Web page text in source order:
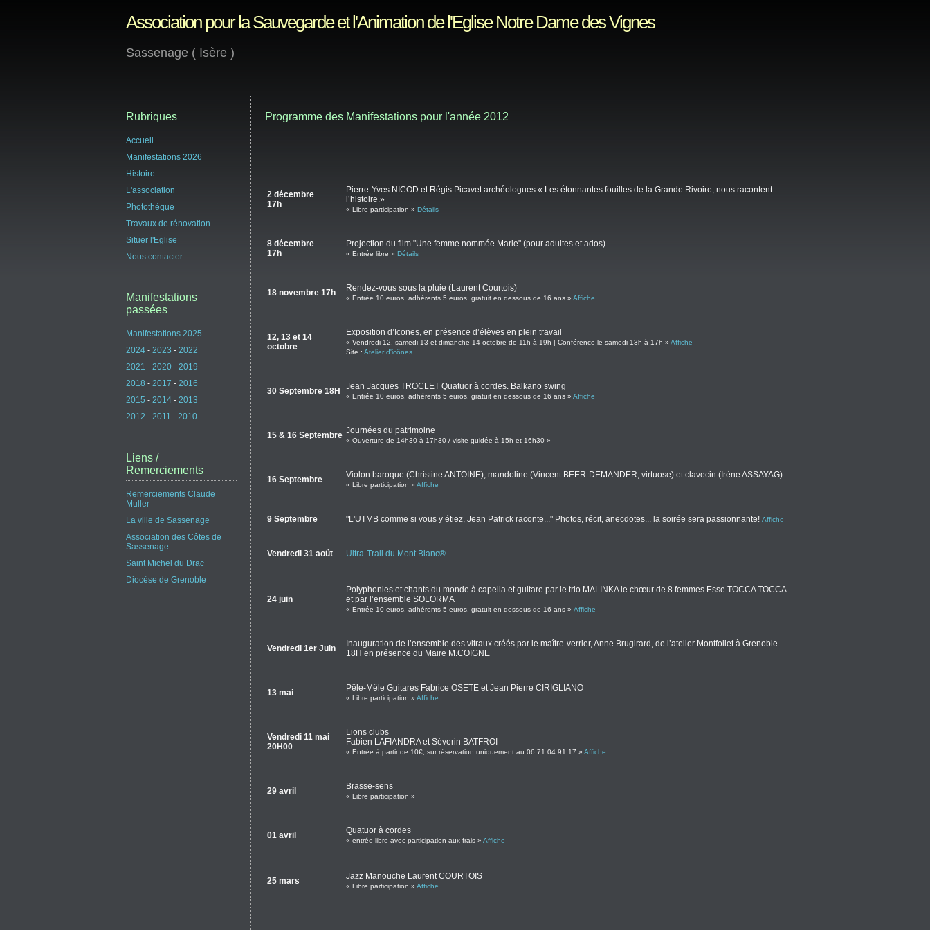
Association pour la Sauvegarde et l'Animation de l'Eglise Notre Dame des Vignes
Sassenage ( Isère )
Programme des Manifestations pour l'année 2012
2 décembre
17h
Pierre-Yves NICOD et Régis Picavet archéologues « Les étonnantes fouilles de la Grande Rivoire, nous racontent
l’histoire.»
« Libre participation » Détails
8 décembre
17h
Projection du film "Une femme nommée Marie" (pour adultes et ados).
« Entrée libre » Détails
18 novembre 17h Rendez-vous sous la pluie (Laurent Courtois)
« Entrée 10 euros, adhérents 5 euros, gratuit en dessous de 16 ans » Affiche
12, 13 et 14
octobre
Exposition d’Icones, en présence d’élèves en plein travail
« Vendredi 12, samedi 13 et dimanche 14 octobre de 11h à 19h | Conférence le samedi 13h à 17h » Affiche
Site : Atelier d'icônes
30 Septembre 18H Jean Jacques TROCLET Quatuor à cordes. Balkano swing
« Entrée 10 euros, adhérents 5 euros, gratuit en dessous de 16 ans » Affiche
15 & 16 Septembre Journées du patrimoine
« Ouverture de 14h30 à 17h30 / visite guidée à 15h et 16h30 »
16 Septembre Violon baroque (Christine ANTOINE), mandoline (Vincent BEER-DEMANDER, virtuose) et clavecin (Irène ASSAYAG)
« Libre participation » Affiche
9 Septembre "L'UTMB comme si vous y étiez, Jean Patrick raconte..." Photos, récit, anecdotes... la soirée sera passionnante! Affiche
Vendredi 31 août Ultra-Trail du Mont Blanc®
24 juin
Polyphonies et chants du monde à capella et guitare par le trio MALINKA le chœur de 8 femmes Esse TOCCA TOCCA
et par l’ensemble SOLORMA
« Entrée 10 euros, adhérents 5 euros, gratuit en dessous de 16 ans » Affiche
Vendredi 1er Juin
Inauguration de l’ensemble des vitraux créés par le maître-verrier, Anne Brugirard, de l’atelier Montfollet à Grenoble.
18H en présence du Maire M.COIGNE
13 mai Pêle-Mêle Guitares Fabrice OSETE et Jean Pierre CIRIGLIANO
« Libre participation » Affiche
Vendredi 11 mai
20H00
Lions clubs
Fabien LAFIANDRA et Séverin BATFROI
« Entrée à partir de 10€, sur réservation uniquement au 06 71 04 91 17 » Affiche
29 avril Brasse-sens
« Libre participation »
01 avril Quatuor à cordes
« entrée libre avec participation aux frais » Affiche
25 mars Jazz Manouche Laurent COURTOIS
« Libre participation » Affiche
Rubriques
Accueil
Manifestations 2026
Histoire
L'association
Photothèque
Travaux de rénovation
Situer l'Eglise
Nous contacter
Manifestations
passées
Manifestations 2025
2024 - 2023 - 2022
2021 - 2020 - 2019
2018 - 2017 - 2016
2015 - 2014 - 2013
2012 - 2011 - 2010
Liens /
Remerciements
Remerciements Claude
Muller
La ville de Sassenage
Association des Côtes de
Sassenage
Saint Michel du Drac
Diocèse de Grenoble